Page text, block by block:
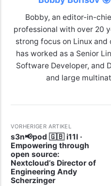
Bobby, an editor-in-
professional with over 20
strong focus on Linux
has worked as a Senior
Software Developer, and
and large
VORHERIGER ARTIKEL
s3n📢pod 🇬🇧 i11l ·
Empowering through
open source:
Nextcloud’s Director of
Engineering Andy
Scherzinger